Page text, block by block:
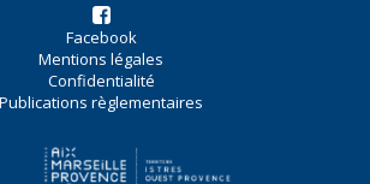
Facebook
Mentions légales
Confidentialité
Publications règlementaires